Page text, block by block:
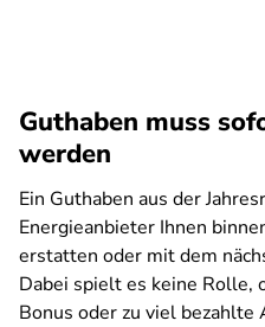
Guthaben muss
werden
Ein Guthaben aus der
Energieanbieter Ihnen
erstatten oder mit dem
Dabei spielt es keine Rolle,
Bonus oder zu viel bezahlte